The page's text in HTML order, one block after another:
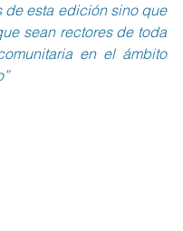
de esta edición sino que
sean rectores de toda
en el ámbito